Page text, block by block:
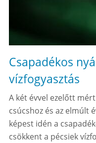
Csapadékos
vízfogyasztás
A két évvel ezelőtt
csúcshoz és az elmúlt
képest idén a
csökkent a pécsiek